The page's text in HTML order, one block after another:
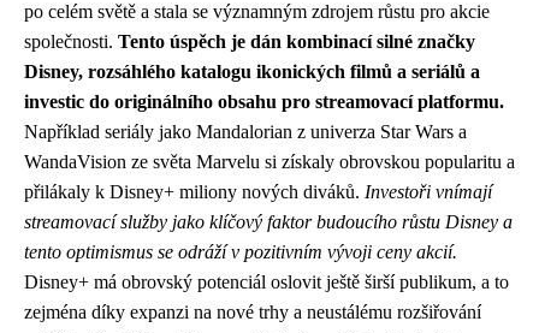
po celém světě a stala se významným zdrojem růstu pro akcie
společnosti. Tento úspěch je dán kombinací silné značky
Disney, rozsáhlého katalogu ikonických filmů a seriálů a
investic do originálního obsahu pro streamovací platformu.
Například seriály jako Mandalorian z univerza Star Wars a
WandaVision ze světa Marvelu si získaly obrovskou popularitu a
přilákaly k Disney+ miliony nových diváků. Investoři vnímají
streamovací služby jako klíčový faktor budoucího růstu Disney a
tento optimismus se odráží v pozitivním vývoji ceny akcií.
Disney+ má obrovský potenciál oslovit ještě širší publikum, a to
zejména díky expanzi na nové trhy a neustálému rozšiřování